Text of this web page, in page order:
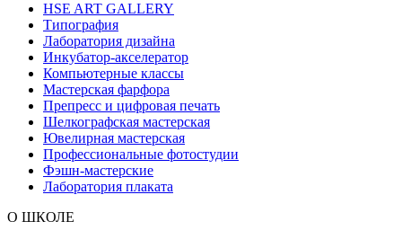
HSE ART GALLERY
Типография
Лаборатория дизайна
Инкубатор-акселератор
Компьютерные классы
Мастерская фарфора
Препресс и цифровая печать
Шелкографская мастерская
Ювелирная мастерская
Профессиональные фотостудии
Фэшн-мастерские
Лаборатория плаката
О ШКОЛЕ